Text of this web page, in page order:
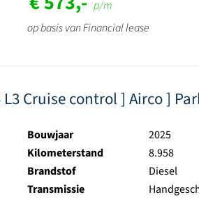
p/m
op basis van Financial lease
L3 Cruise control ] Airco ]
Bouwjaar
2025
Kilometerstand
8.958
Brandstof
Diesel
Transmissie